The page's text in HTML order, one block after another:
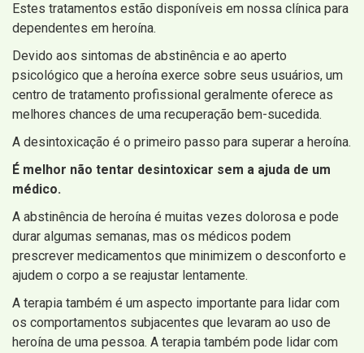
Estes tratamentos estão disponíveis em nossa clínica para
dependentes em heroína.
Devido aos sintomas de abstinência e ao aperto
psicológico que a heroína exerce sobre seus usuários, um
centro de tratamento profissional geralmente oferece as
melhores chances de uma recuperação bem-sucedida.
A desintoxicação é o primeiro passo para superar a heroína.
É melhor não tentar desintoxicar sem a ajuda de um
médico.
A abstinência de heroína é muitas vezes dolorosa e pode
durar algumas semanas, mas os médicos podem
prescrever medicamentos que minimizem o desconforto e
ajudem o corpo a se reajustar lentamente.
A terapia também é um aspecto importante para lidar com
os comportamentos subjacentes que levaram ao uso de
heroína de uma pessoa. A terapia também pode lidar com